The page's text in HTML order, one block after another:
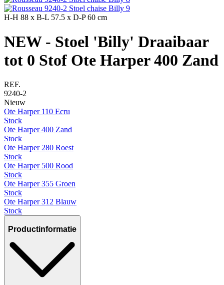
H-H 88 x B-L 57.5 x D-P60 cm
NEW - Stoel 'Billy' Draaibaar
tot 0 Stof Ote Harper 400 Zand
REF.
9240-2
Nieuw
Ote Harper 110 Ecru
Stock
Ote Harper 400 Zand
Stock
Ote Harper 280 Roest
Stock
Ote Harper 500 Rood
Stock
Ote Harper 355 Groen
Stock
Ote Harper 312 Blauw
Stock
Productinformatie